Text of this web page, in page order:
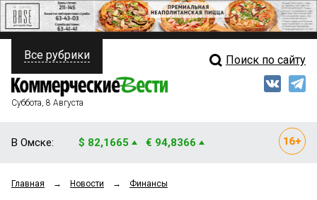
ПОЛИТИКА
ФИНАНСЫ
ОБЩЕСТВО
Свежий выпуск
Все рубрики Поиск по сайту
Суббота, 8 Августа
В Омске: $ 82,1665 € 94,8366
Главная → Новости → Финансы